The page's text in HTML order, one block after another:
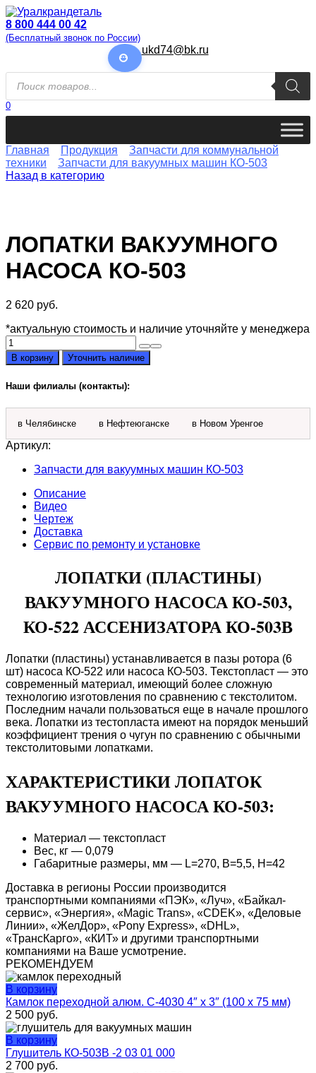
Перейти
к
содержанию
8 800 444 00 42
(Бесплатный звонок по России)
ukd74@bk.ru
Поиск
товаров
0
Главная Продукция
Запчасти для коммунальной
техники
Запчасти для вакуумных машин КО-503
Назад в категорию
ЛОПАТКИ ВАКУУМНОГО
НАСОСА КО-503
2 620 руб.
*актуальную стоимость и наличие уточняйте у менеджера
Количество
товара
Лопатки
вакуумного
насоса
КО-503
В корзину Уточнить наличие
Наши филиалы (контакты):
в Челябинске в Нефтеюганске в Новом Уренгое
Артикул:
Запчасти для вакуумных машин КО-503
Описание
Видео
Чертеж
Доставка
Сервис по ремонту и установке
ЛОПАТКИ (ПЛАСТИНЫ)
ВАКУУМНОГО НАСОСА КО-503,
КО-522 АССЕНИЗАТОРА КО-503В
Лопатки (пластины) устанавливается в пазы ротора (6
шт) насоса КО-522 или насоса КО-503. Текстопласт — это
современный материал, имеющий более сложную
технологию изготовления по сравнению с текстолитом.
Последним начали пользоваться еще в начале прошлого
века. Лопатки из тестопласта имеют на порядок меньший
коэффициент трения о чугун по сравнению с обычными
текстолитовыми лопатками.
ХАРАКТЕРИСТИКИ ЛОПАТОК
ВАКУУМНОГО НАСОСА КО-503:
Материал — текстопласт
Вес, кг — 0,079
Габаритные размеры, мм — L=270, B=5,5, H=42
Доставка в регионы России производится
транспортными компаниями «ПЭК», «Луч», «Байкал-
сервис», «Энергия», «Magic Trans», «CDEK», «Деловые
Линии», «ЖелДор», «Pony Express», «DHL»,
«ТрансКарго», «КИТ» и другими транспортными
компаниями на Ваше усмотрение.
РЕКОМЕНДУЕМ
В корзину
Камлок переходной алюм. C-4030 4″ х 3″ (100 х 75 мм)
2 500 руб.
В корзину
Глушитель КО-503В -2 03 01 000
2 700 руб.